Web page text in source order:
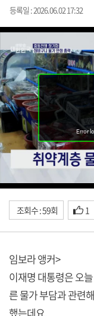
등록일 : 2026.06.02 17:32
조회수 : 59회 1
임보라 앵커>
이재명 대통령은 오
른 물가 부담과 관련
했는데요.